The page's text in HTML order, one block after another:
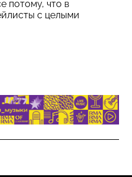
потому, что в
с целыми